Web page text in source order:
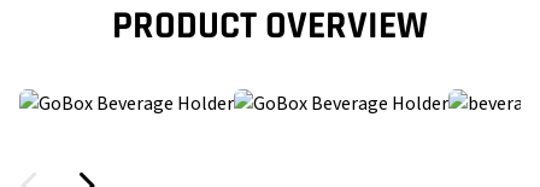
PRODUCT OVERVIEW